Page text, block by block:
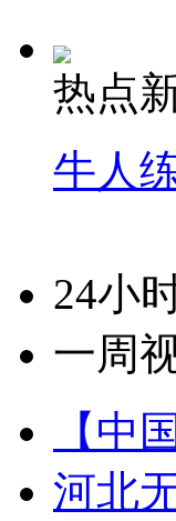
热点
牛人
24小
一周
【中
河北